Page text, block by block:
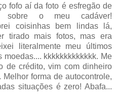
fofo aí da foto é esfregão de
o meu cadáver!
coisinhas bem lindas lá,
tirado mais fotos, mas era
literalmente meu últimos
kkkkkkkkkkkkk. Me
de crédito, vim com dinheiro
forma de autocontrole,
situações é zero! Abafa...